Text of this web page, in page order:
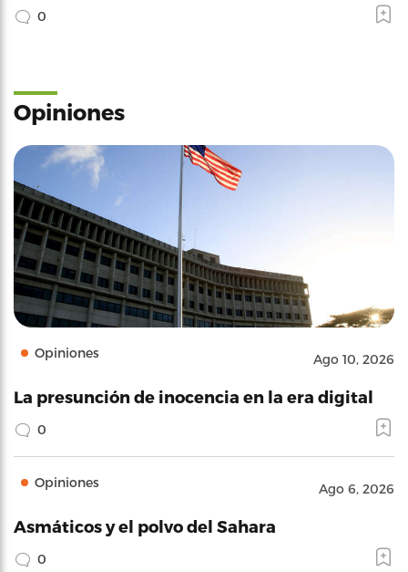
0
Opiniones
Opiniones Ago 10, 2026
La presunción de inocencia en la era digital
0
Opiniones Ago 6, 2026
Asmáticos y el polvo del Sahara
0